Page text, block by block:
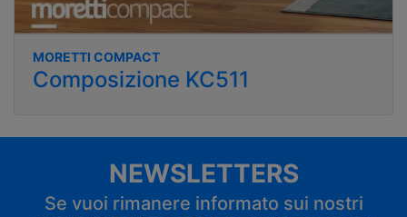
MORETTI COMPACT
Composizione KC511
NEWSLETTERS
Se vuoi rimanere informato sui nostri